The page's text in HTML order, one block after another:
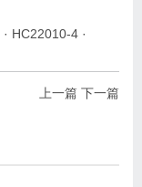
· HC22010-4 ·
上一篇 下一篇